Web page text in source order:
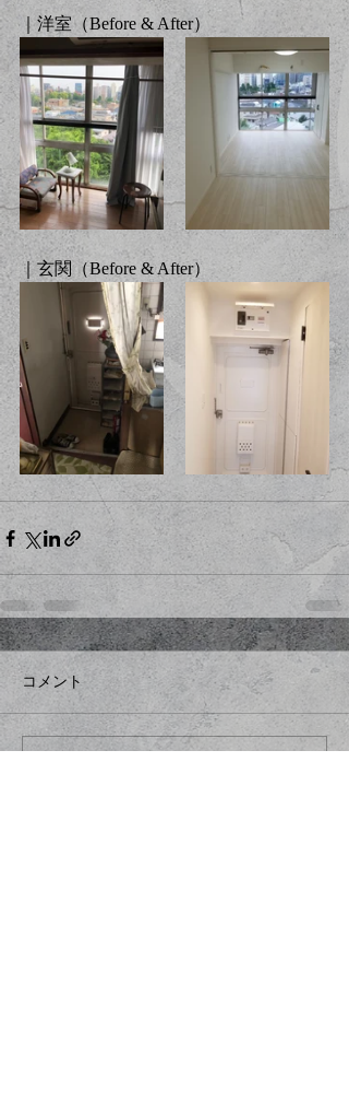
｜洋室（Before & After）
｜玄関（Before & After）
コメント